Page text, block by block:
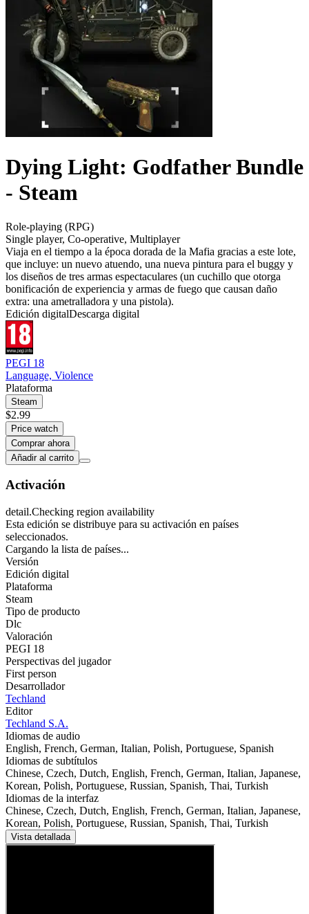
Dying Light: Godfather Bundle
- Steam
Role-playing (RPG)
Single player, Co-operative, Multiplayer
Viaja en el tiempo a la época dorada de la Mafia gracias a este lote,
que incluye: un nuevo atuendo, una nueva pintura para el buggy y
los diseños de tres armas espectaculares (un cuchillo que otorga
bonificación de experiencia y armas de fuego que causan daño
extra: una ametralladora y una pistola).
Edición digitalDescarga digital
PEGI 18
Language, Violence
Plataforma
Steam
$2.99
Price watch
Comprar ahora
Añadir al carrito
Activación
detail.Checking region availability
Esta edición se distribuye para su activación en países
seleccionados.
Cargando la lista de países...
Versión
Edición digital
Plataforma
Steam
Tipo de producto
Dlc
Valoración
PEGI 18
Perspectivas del jugador
First person
Desarrollador
Techland
Editor
Techland S.A.
Idiomas de audio
English, French, German, Italian, Polish, Portuguese, Spanish
Idiomas de subtítulos
Chinese, Czech, Dutch, English, French, German, Italian, Japanese,
Korean, Polish, Portuguese, Russian, Spanish, Thai, Turkish
Idiomas de la interfaz
Chinese, Czech, Dutch, English, French, German, Italian, Japanese,
Korean, Polish, Portuguese, Russian, Spanish, Thai, Turkish
Vista detallada